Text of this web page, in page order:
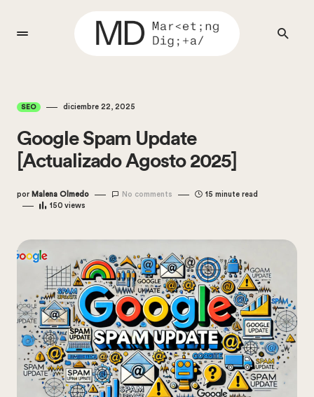
SEO diciembre 22, 2025
Google Spam Update
[Actualizado Agosto 2025]
por Malena Olmedo No comments
15 minute read
150 views